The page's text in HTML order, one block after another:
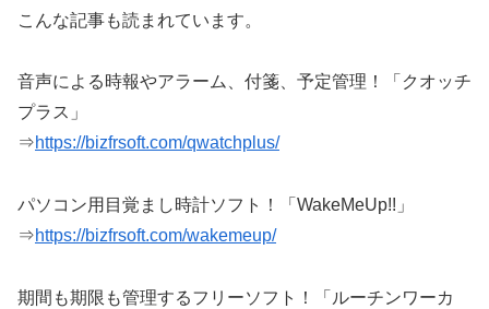
こんな記事も読まれています。
音声による時報やアラーム、付箋、予定管理！「クオッチ
プラス」
⇒https://bizfrsoft.com/qwatchplus/
パソコン用目覚まし時計ソフト！「WakeMeUp!!」
⇒https://bizfrsoft.com/wakemeup/
期間も期限も管理するフリーソフト！「ルーチンワーカ